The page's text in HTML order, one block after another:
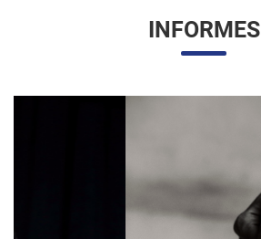
INFORMES